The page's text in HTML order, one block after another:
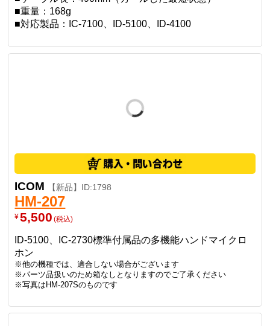
■重量：168g
■対応製品：IC-7100、ID-5100、ID-4100
ICOM 【新品】ID:1798
5,500(税込)